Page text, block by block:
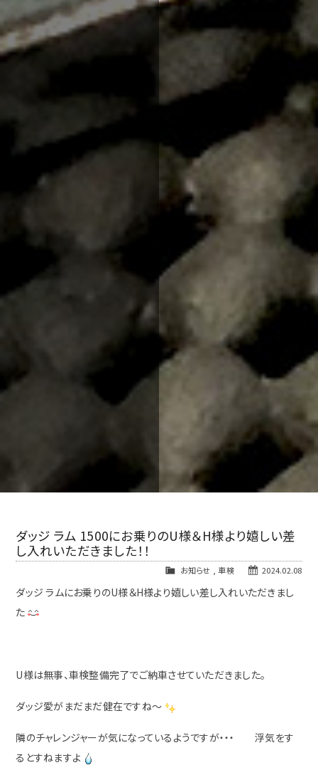
ダッジ ラム 1500にお乗りのU様＆H様より嬉しい差
し入れいただきました！！
2024.02.08
お知らせ ,車検
ダッジ ラムにお乗りのU様＆H様より嬉しい差し入れいただきまし
た
U様は無事、車検整備完了でご納車させていただきました。
ダッジ愛がまだまだ健在ですね～
隣のチャレンジャーが気になっているようですが・・・ 浮気をす
るとすねますよ